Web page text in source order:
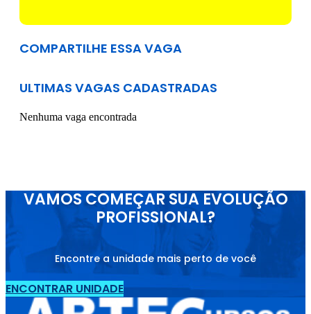
COMPARTILHE ESSA VAGA
ULTIMAS VAGAS CADASTRADAS
Nenhuma vaga encontrada
VAMOS COMEÇAR SUA EVOLUÇÃO
PROFISSIONAL?
Encontre a unidade mais perto de você
ENCONTRAR UNIDADE